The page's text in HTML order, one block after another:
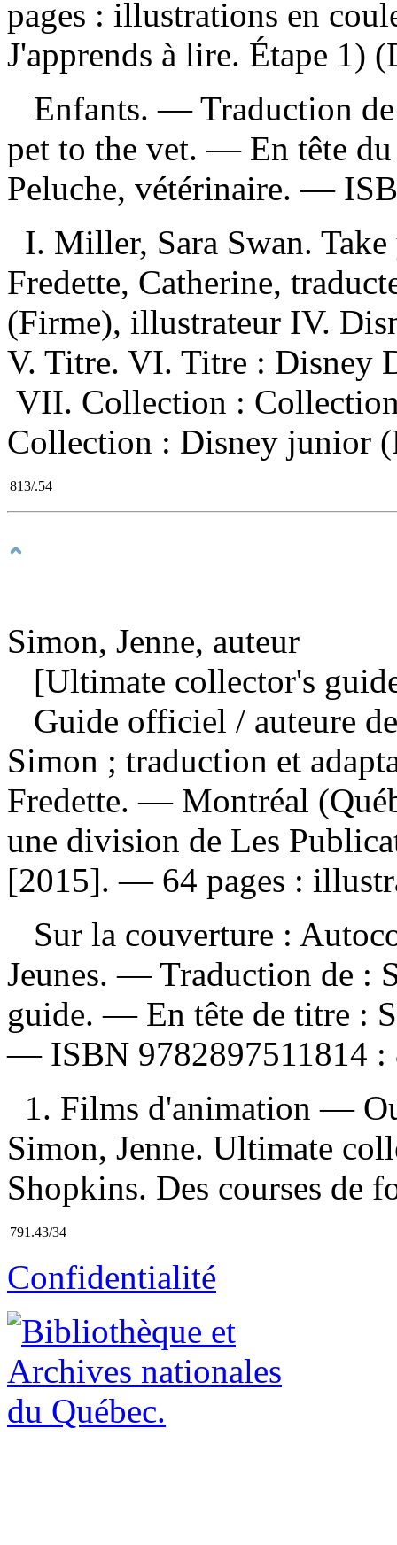
pages : illustrations en
J'apprends à lire. Étape 1)
Enfants. —Traduction
pet to the vet. — En tête
Peluche, vétérinaire. —
I. Miller, Sara Swan.
Fredette, Catherine,
(Firme), illustrateur IV.
V. Titre. VI. Titre : Disney
VII. Collection :
Collection : Disney junior
813/.54
Simon, Jenne, auteur
[Ultimate collector's
Guide officiel / auteure
Simon ; traduction et
Fredette. — Montréal
une division de Les
[2015]. — 64 pages :
Sur la couverture :
Jeunes. —Traduction de :
guide. — En tête de titre :
— ISBN 9782897511814 :
1. Films d'animation —
Simon, Jenne. Ultimate
Shopkins. Des courses de
791.43/34
Confidentialité